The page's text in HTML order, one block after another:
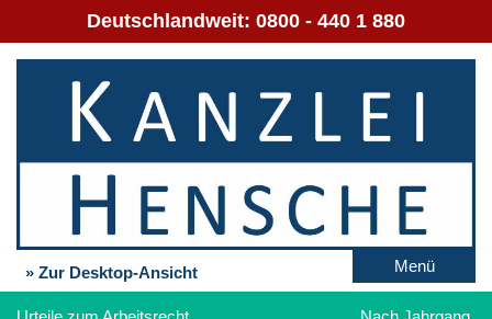
Deutschlandweit: 0800 - 440 1 880
» Zur Desktop-Ansicht Menü